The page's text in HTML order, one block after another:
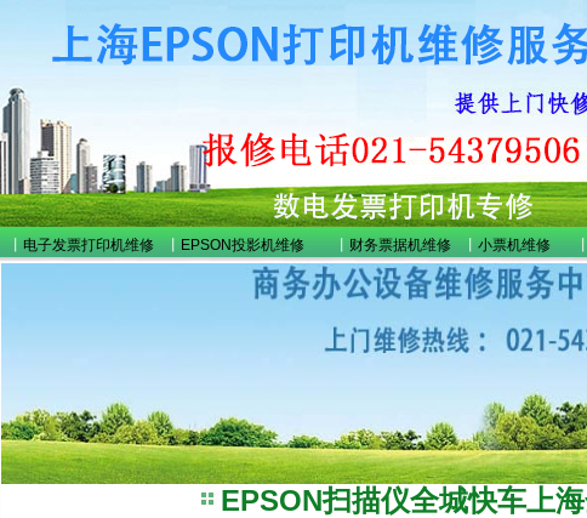
电子发票打印机维修 EPSON投影机维修 财务票据机维修 小票机维修
EPSON扫描仪全城快车上